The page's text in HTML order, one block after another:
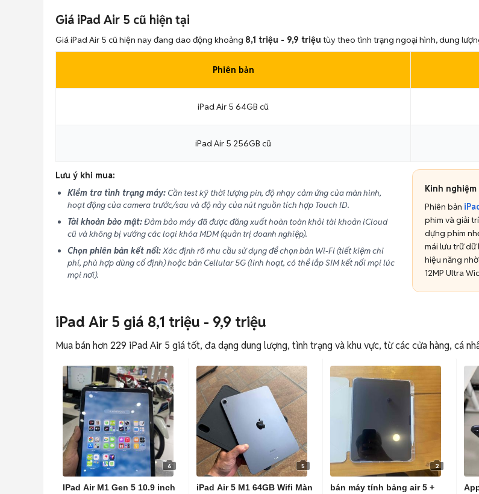
Giá iPad Air 5 cũ hiện tại
Giá iPad Air 5 cũ hiện nay đang dao động khoảng 8,1 triệu - 9,9 triệutùy theo tình trạng ngoại hình, dung
Phiên bản
iPad Air 5 64GB cũ
iPad Air 5 256GB cũ
Lưu ý khi mua:
Kiểm tra tình trạng máy: Cần test kỹ thời lượng pin, độ nhạy cảm ứng của màn hình,
hoạt động của camera trước/sau và độ nảy của nút nguồn tích hợp Touch ID.
Tài khoản bảo mật:Đảm bảo máy đã được đăng xuất hoàn toàn khỏi tài khoản iCloud
cũ và không bị vướng các loại khóa MDM (quản trị doanh nghiệp).
Chọn phiên bản kết nối:Xác định rõ nhu cầu sử dụng để chọn bản Wi-Fi (tiết kiệm chi
phí, phù hợp dùng cố định) hoặc bản Cellular 5G (linh hoạt, có thể lắp SIM kết nối mọi lúc
mọi nơi).
Kinh
Phiên bản
phim và giải
dựng phim
mái lưu trữ dữ
hiệu năng
12MP Ultra
iPad Air 5 giá 8,1 triệu - 9,9 triệu
Mua bán hơn 229 iPad Air 5 giá tốt, đa dạng dung lượng, tình trạng và khu vực, từ các cửa hàng, cá
6
IPad Air M1 Gen 5 10.9 inch
5
iPad Air 5 M1 64GB Wifi Màn
2
bán máy tính bảng air 5 +